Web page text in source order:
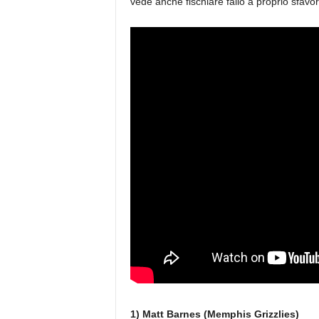
1) Matt Barnes (Memphis Grizzlies)